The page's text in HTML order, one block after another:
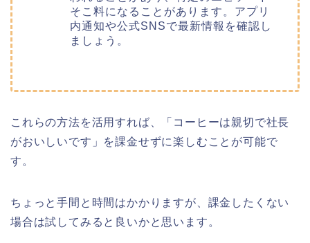
そこ料になることがあります。アプリ
内通知や公式SNSで最新情報を確認し
ましょう。
これらの方法を活用すれば、「コーヒーは親切で社長
がおいしいです」を課金せずに楽しむことが可能で
す。
ちょっと手間と時間はかかりますが、課金したくない
場合は試してみると良いかと思います。